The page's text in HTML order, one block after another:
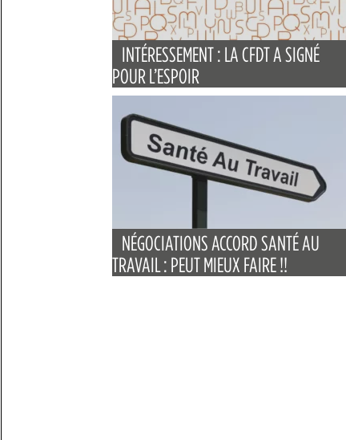
INTÉRESSEMENT : LA CFDT A SIGNÉ
POUR L’ESPOIR
NÉGOCIATIONS ACCORD SANTÉ AU
TRAVAIL : PEUT MIEUX FAIRE !!